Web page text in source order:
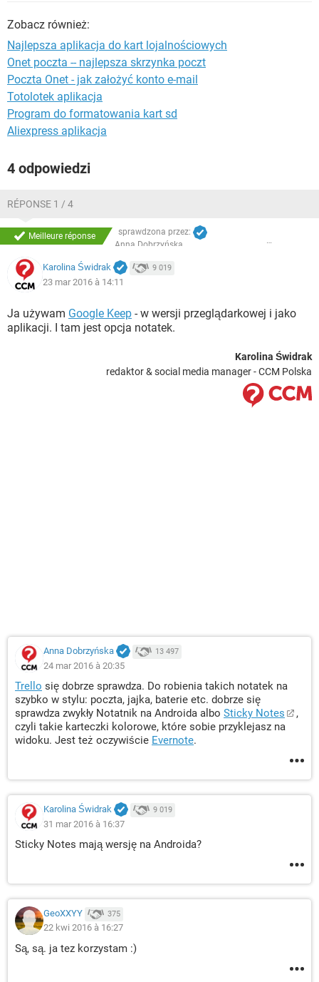
Zobacz również:
Najlepsza aplikacja do kart lojalnościowych
Onet poczta -- najlepsza skrzynka poczt
Poczta Onet - jak założyć konto e-mail
Totolotek aplikacja
Program do formatowania kart sd
Aliexpress aplikacja
4 odpowiedzi
RÉPONSE 1 / 4
Meilleure réponse
sprawdzona przez:
Anna Dobrzyńska
Karolina Świdrak 9 019
23 mar 2016 à 14:11
Ja używam Google Keep - w wersji przeglądarkowej i jako
aplikacji. I tam jest opcja notatek.
Karolina Świdrak
redaktor & social media manager - CCM Polska
Anna Dobrzyńska 13 497
24 mar 2016 à 20:35
Trello się dobrze sprawdza. Do robienia takich notatek na
szybko w stylu: poczta, jajka, baterie etc. dobrze się
sprawdza zwykły Notatnik na Androida albo Sticky Notes
,
czyli takie karteczki kolorowe, które sobie przyklejasz na
widoku. Jest też oczywiście Evernote.
Karolina Świdrak 9 019
31 mar 2016 à 16:37
Sticky Notes mają wersję na Androida?
GeoXXYY 375
22 kwi 2016 à 16:27
Są, są. ja tez korzystam :)